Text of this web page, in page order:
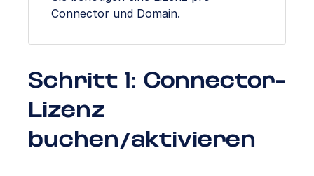
Connector und Domain.
Schritt 1: Connector-
Lizenz
buchen/aktivieren